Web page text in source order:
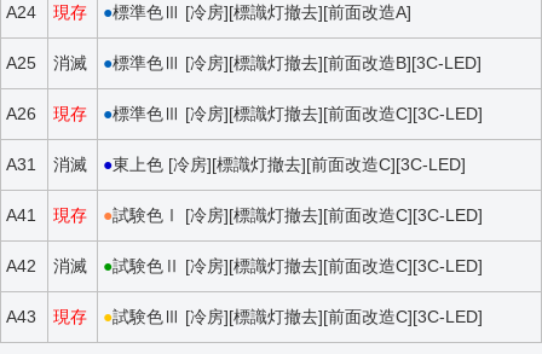
A24 現存 ●標準色Ⅲ [冷房][標識灯撤去][前面改造A]
A25 消滅 ●標準色Ⅲ [冷房][標識灯撤去][前面改造B][3C-LED]
A26 現存 ●標準色Ⅲ [冷房][標識灯撤去][前面改造C][3C-LED]
A31 消滅 ●東上色 [冷房][標識灯撤去][前面改造C][3C-LED]
A41 現存 ●試験色Ⅰ [冷房][標識灯撤去][前面改造C][3C-LED]
A42 消滅 ●試験色Ⅱ [冷房][標識灯撤去][前面改造C][3C-LED]
A43 現存 ●試験色Ⅲ [冷房][標識灯撤去][前面改造C][3C-LED]